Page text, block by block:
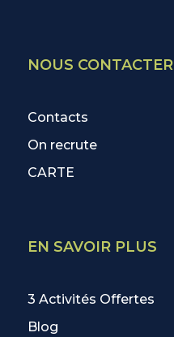
NOUS CONTACTER
Contacts
On recrute
CARTE
EN SAVOIR PLUS
3 Activités Offertes
Blog